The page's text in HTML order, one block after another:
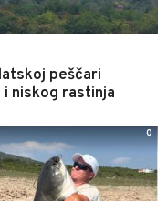
peščari
niskog rastinja
0